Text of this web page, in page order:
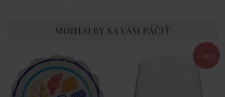
MOHLO BY SA VÁM PÁČIŤ
-30 %